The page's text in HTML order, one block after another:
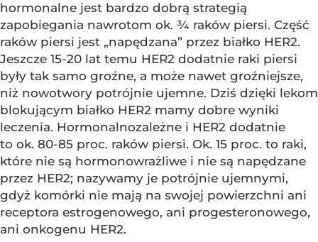
hormonalne jest bardzo dobrą strategią
zapobiegania nawrotom ok. ¾ raków piersi. Część
raków piersi jest „napędzana” przez białko HER2.
Jeszcze 15-20 lat temu HER2 dodatnie raki piersi
były tak samo groźne, a może nawet groźniejsze,
niż nowotwory potrójnie ujemne. Dziś dzięki lekom
blokującym białko HER2 mamy dobre wyniki
leczenia. Hormonalnozależne i HER2 dodatnie
to ok. 80-85 proc. raków piersi. Ok. 15 proc. to raki,
które nie są hormonowrażliwe i nie są napędzane
przez HER2; nazywamy je potrójnie ujemnymi,
gdyż komórki nie mają na swojej powierzchni ani
receptora estrogenowego, ani progesteronowego,
ani onkogenu HER2.